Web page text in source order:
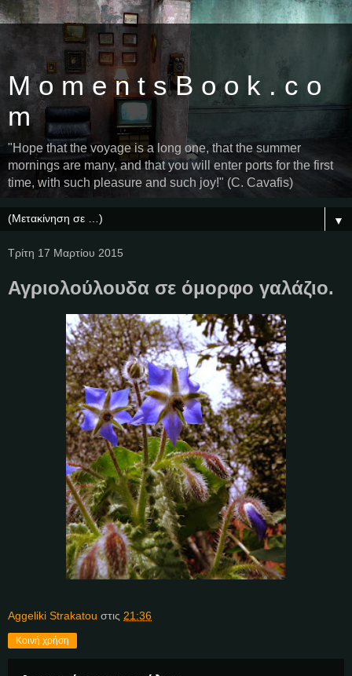
M o m e n t s B o o k . c o
m
"Hope that the voyage is a long one, that the summer
mornings are many, and that you will enter ports for the first
time, with such pleasure and such joy!" (C. Cavafis)
▼
Τρίτη 17 Μαρτίου 2015
Αγριολούλουδα σε όμορφο γαλάζιο.
Aggeliki Strakatou στις 21:36
Κοινή χρήση